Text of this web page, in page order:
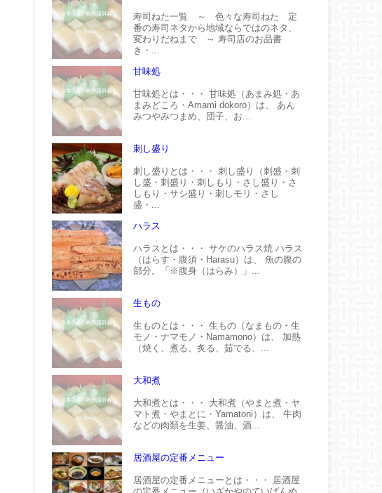
寿司ねた一覧 ～ 色々な寿司ねた 定
番の寿司ネタから地域ならではのネタ、
変わりだねまで ～ 寿司店のお品書
き・...
甘味処
甘味処とは・・・ 甘味処（あまみ処・あ
まみどころ・Amami dokoro）は、 あん
みつやみつまめ、団子、お...
刺し盛り
刺し盛りとは・・・ 刺し盛り（刺盛・刺
し盛・刺盛り・刺しもり・さし盛り・さ
しもり・サシ盛り・刺しモリ・さし
盛・...
ハラス
ハラスとは・・・ サケのハラス焼 ハラス
（はらす・腹須・Harasu）は、 魚の腹の
部分。「※腹身（はらみ）」...
生もの
生ものとは・・・ 生もの（なまもの・生
モノ・ナマモノ・Namamono）は、 加熱
（焼く、煮る、炙る、茹でる、...
大和煮
大和煮とは・・・ 大和煮（やまと煮・ヤ
マト煮・やまとに・Yamatoni）は、 牛肉
などの肉類を生姜、醤油、酒...
居酒屋の定番メニュー
居酒屋の定番メニューとは・・・ 居酒屋
の定番メニュー（いざかやのていばんめ